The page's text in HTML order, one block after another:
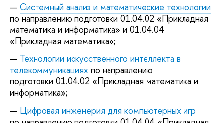
Системный анализ и математические технологии
по направлению подготовки 01.04.02 «Прикладная
математика и информатика» и 01.04.04
«Прикладная математика»;
Технологии искусственного интеллекта в
телекоммуникациях по направлению
подготовки 01.04.02 «Прикладная математика и
информатика»;
Цифровая инженерия для компьютерных игр